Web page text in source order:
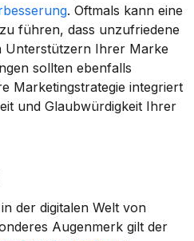
. Oftmals kann eine
führen, dass unzufriedene
Unterstützern Ihrer Marke
sollten ebenfalls
Marketingstrategie integriert
und Glaubwürdigkeit Ihrer
der digitalen Welt von
Augenmerk gilt der